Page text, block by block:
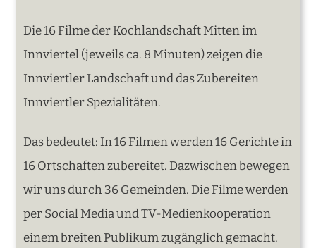
Die 16 Filme der Kochlandschaft Mitten im
Innviertel (jeweils ca. 8 Minuten) zeigen die
Innviertler Landschaft und das Zubereiten
Innviertler Spezialitäten.
Das bedeutet: In 16 Filmen werden 16 Gerichte in
16 Ortschaften zubereitet. Dazwischen bewegen
wir uns durch 36 Gemeinden. Die Filme werden
per Social Media und TV-Medienkooperation
einem breiten Publikum zugänglich gemacht.